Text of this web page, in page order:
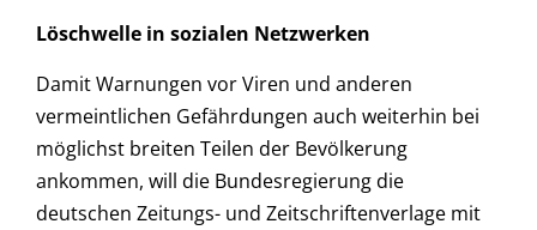
Löschwelle in sozialen Netzwerken
Damit Warnungen vor Viren und anderen
vermeintlichen Gefährdungen auch weiterhin bei
möglichst breiten Teilen der Bevölkerung
ankommen, will die Bundesregierung die
deutschen Zeitungs- und Zeitschriftenverlage mit